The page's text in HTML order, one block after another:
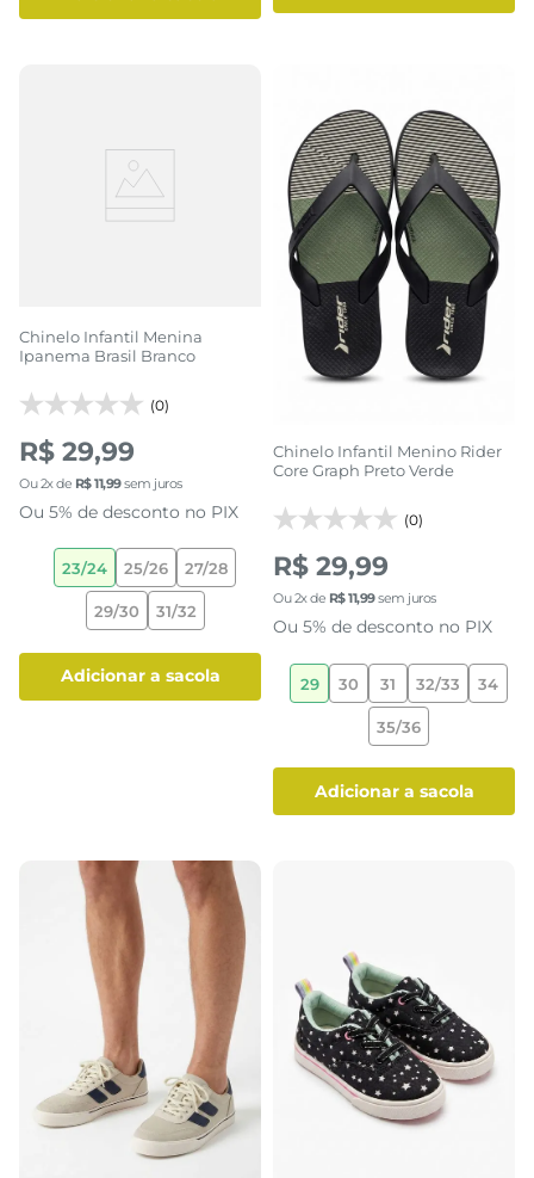
Chinelo Infantil Menina
Ipanema Brasil Branco
(0)
R$ 29,99
Ou2x de R$11,99sem juros
Ou 5% de desconto no PIX
23/24 25/26 27/28
29/30 31/32
adicionar a sacola
Chinelo Infantil Menino Rider
Core Graph Preto Verde
(0)
R$ 29,99
Ou2x de R$11,99sem juros
Ou 5% de desconto no PIX
29 30 31 32/33 34
35/36
adicionar a sacola